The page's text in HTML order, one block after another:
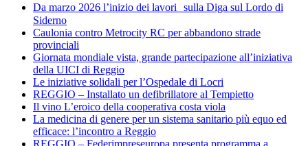
Da marzo 2026 l’inizio dei lavori sulla Diga sul Lordo di
Siderno
Caulonia contro Metrocity RC per abbandono strade
provinciali
Giornata mondiale vista, grande partecipazione all’iniziativa
della UICI di Reggio
Le iniziative solidali per l’Ospedale di Locri
REGGIO – Installato un defibrillatore al Tempietto
Il vino L’eroico della cooperativa costa viola
La medicina di genere per un sistema sanitario più equo ed
efficace: l’incontro a Reggio